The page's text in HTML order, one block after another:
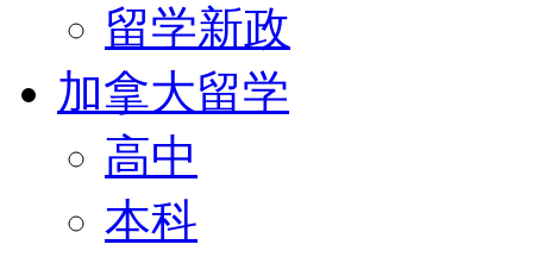
留学新政
加拿大留学
高中
本科